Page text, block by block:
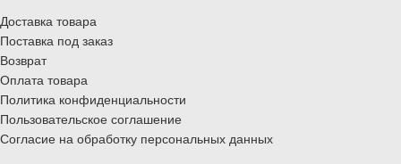
Доставка товара
Поставка под заказ
Возврат
Оплата товара
Политика конфиденциальности
Пользовательское соглашение
Согласие на обработку персональных данных